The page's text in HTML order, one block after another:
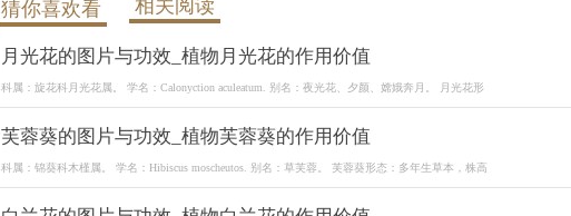
猜你喜欢看 相关阅读
月光花的图片与功效_植物月光花的作用价值
科属：旋花科月光花属。 学名：Calonyction aculeatum. 别名：夜光花、夕颜、嫦娥奔月。 月光花形
芙蓉葵的图片与功效_植物芙蓉葵的作用价值
科属：锦葵科木槿属。 学名：Hibiscus moscheutos. 别名：草芙蓉。 芙蓉葵形态：多年生草本，株高